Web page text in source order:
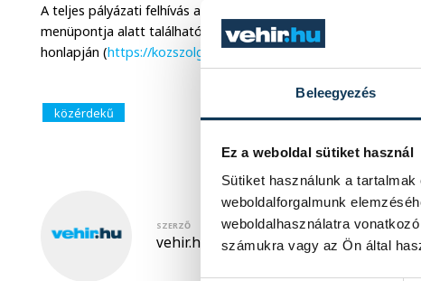
Beleegyezés
Ez a weboldal sütiket használ
Sütiket használunk a
weboldalforgalmunk
weboldalhasználatra
számukra vagy az Ön által
A teljes pályázati felhívás a www.veszprem.hu honlapon az
menüpontja alatt található. A pályázat megjelentetésre került
honlapján (https://kozszolgallas.ksz.gov.hu).
közérdekű
SZERZŐ
vehir.hu